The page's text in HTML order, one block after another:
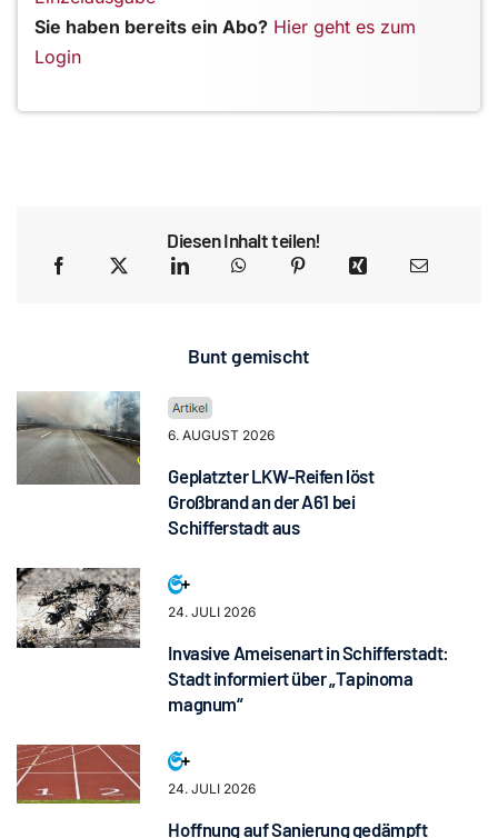
Sie haben bereits ein Abo? Hier geht es zum
Login
Diesen Inhalt teilen!
Bunt gemischt
6. AUGUST 2026
Geplatzter LKW-Reifen löst
Großbrand an der A61 bei
Schifferstadt aus
24. JULI 2026
Invasive Ameisenart in Schifferstadt:
Stadt informiert über „Tapinoma
magnum“
24. JULI 2026
Hoffnung auf Sanierung gedämpft